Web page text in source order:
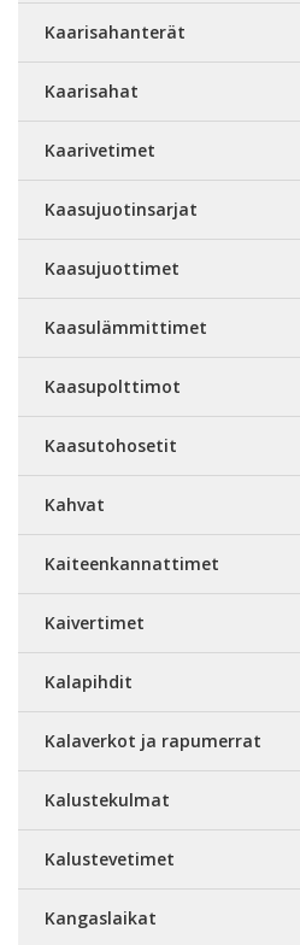
Kaarisahanterät
Kaarisahat
Kaarivetimet
Kaasujuotinsarjat
Kaasujuottimet
Kaasulämmittimet
Kaasupolttimot
Kaasutohosetit
Kahvat
Kaiteenkannattimet
Kaivertimet
Kalapihdit
Kalaverkot ja rapumerrat
Kalustekulmat
Kalustevetimet
Kangaslaikat